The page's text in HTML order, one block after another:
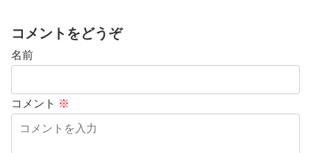
コメントをどうぞ
名前
コメント ※